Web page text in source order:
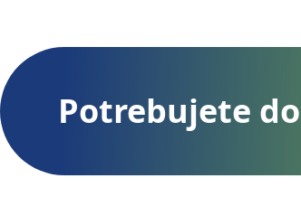
Potrebujete